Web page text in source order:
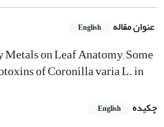
عنوان مقاله English
on Leaf Anatomy, Some
of Coronilla varia L. in
چکیده English